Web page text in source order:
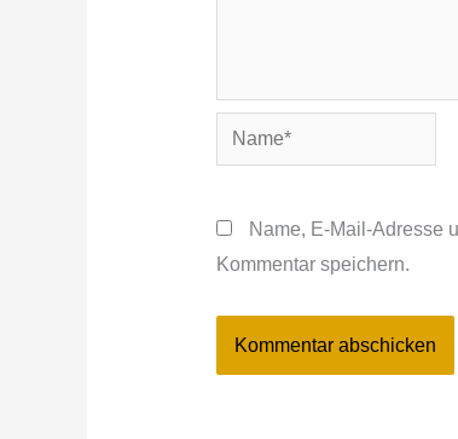
Name*
Name, E-Mail-Adresse
Kommentar speichern.